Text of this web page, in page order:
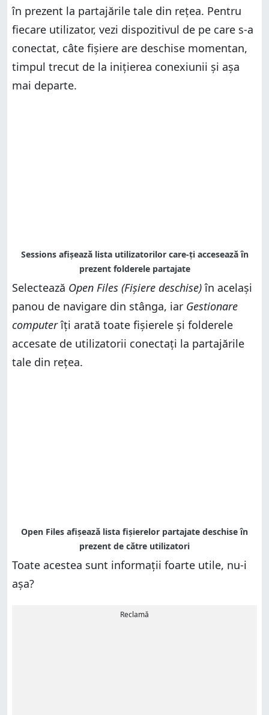
în prezent la partajările tale din rețea. Pentru
fiecare utilizator, vezi dispozitivul de pe care s-a
conectat, câte fișiere are deschise momentan,
timpul trecut de la inițierea conexiunii și așa
mai departe.
Selectează Open Files (Fișiere deschise)în același
panou de navigare din stânga, iar Gestionare
computerîți arată toate fișierele și folderele
accesate de utilizatorii conectați la partajările
tale din rețea.
Toate acestea sunt informații foarte utile, nu-i
așa?
Reclamă